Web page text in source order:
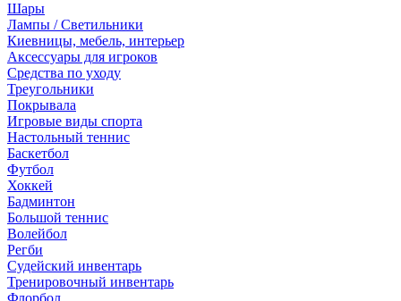
Шары
Лампы / Светильники
Киевницы, мебель, интерьер
Аксессуары для игроков
Средства по уходу
Треугольники
Покрывала
Игровые виды спорта
Настольный теннис
Баскетбол
Футбол
Хоккей
Бадминтон
Большой теннис
Волейбол
Регби
Судейский инвентарь
Тренировочный инвентарь
Флорбол